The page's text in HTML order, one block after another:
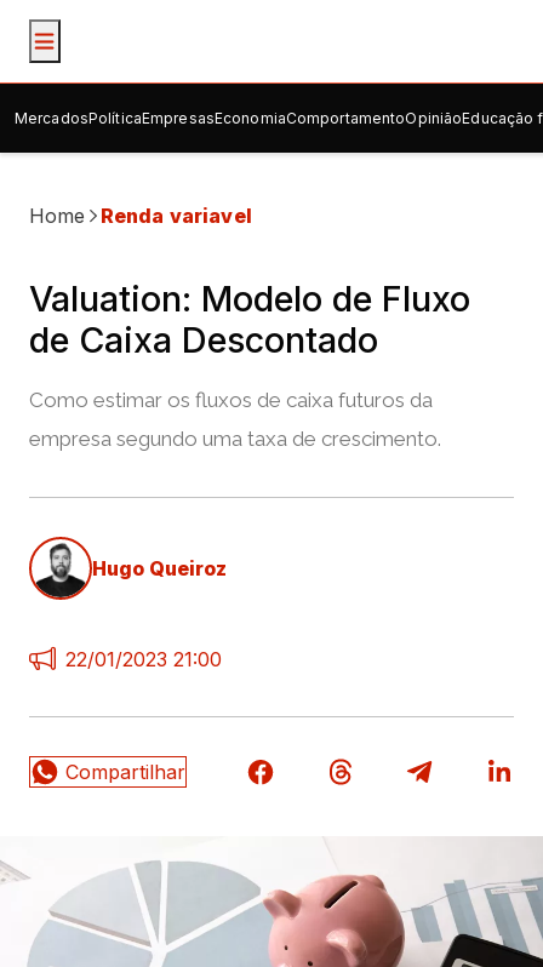
MercadosPolíticaEmpresasEconomiaComportamentoOpiniãoEducação
Home Renda variavel
Valuation: Modelo de Fluxo
de Caixa Descontado
Como estimar os fluxos de caixa futuros da
empresa segundo uma taxa de crescimento.
Hugo Queiroz
22/01/2023 21:00